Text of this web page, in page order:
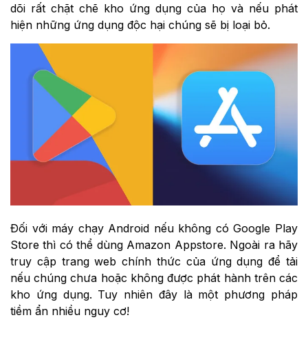
dõi rất chặt chẽ kho ứng dụng của họ và nếu phát
hiện những ứng dụng độc hại chúng sẽ bị loại bỏ.
Đối với máy chạy Android nếu không có Google Play
Store thì có thể dùng Amazon Appstore. Ngoài ra hãy
truy cập trang web chính thức của ứng dụng để tải
nếu chúng chưa hoặc không được phát hành trên các
kho ứng dụng. Tuy nhiên đây là một phương pháp
tiềm ẩn nhiều nguy cơ!